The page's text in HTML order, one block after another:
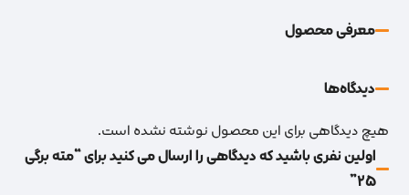
معرفی محصول
دیدگاه‌‌ها
هیچ دیدگاهی برای این محصول نوشته نشده است.
اولین نفری باشید که دیدگاهی را ارسال می کنید برای “مته برگی
25”